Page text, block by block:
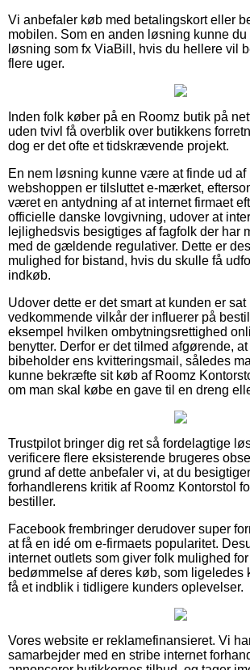
Vi anbefaler køb med betalingskort eller
mobilen. Som en anden løsning kunne du
løsning som fx ViaBill, hvis du hellere vil
flere uger.
Inden folk køber på en Roomz butik på
uden tvivl få overblik over butikkens
dog er det ofte et tidskrævende projekt.
En nem løsning kunne være at finde ud af
webshoppen er tilsluttet e-mærket,
været en antydning af at internet firmaet
officielle danske lovgivning, udover at
lejlighedsvis besigtiges af fagfolk der har
med de gældende regulativer. Dette er
mulighed for bistand, hvis du skulle få
indkøb.
Udover dette er det smart at kunden er
vedkommende vilkår der influerer på
eksempel hvilken ombytningsrettighed
benytter. Derfor er det tilmed afgørende,
bibeholder ens kvitteringsmail, således
kunne bekræfte sit køb af Roomz
om man skal købe en gave til en dreng
Trustpilot bringer dig ret så fordelagtige
verificere flere eksisterende brugeres
grund af dette anbefaler vi, at du
forhandlerens kritik af Roomz Kontorstol
bestiller.
Facebook frembringer derudover super
at få en idé om e-firmaets popularitet.
internet outlets som giver folk mulighed
bedømmelse af deres køb, som ligeledes
få et indblik i tidligere kunders oplevelser.
Vores website er reklamefinansieret. Vi
samarbejder med en stribe internet